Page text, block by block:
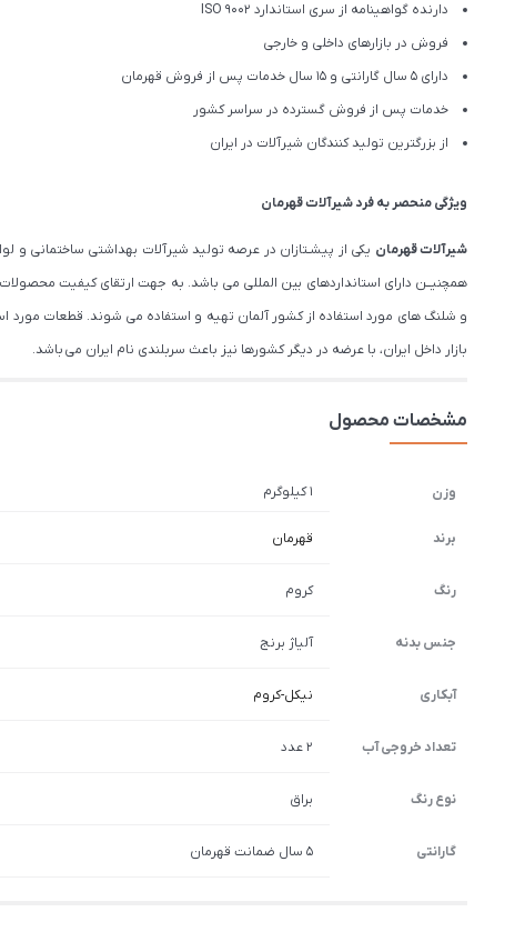
دارنده گواهینامه از سری استاندارد ISO 9002
فروش در بازارهای داخلی و خارجی
دارای 5 سال گارانتی و 15 سال خدمات پس از فروش قهرمان
خدمات پس از فروش گسترده در سراسر کشور
از بزرگترین تولید کنندگان شیرآلات در ایران
ویژگی منحصر به فرد شیرآلات قهرمان
شیرآلات قهرمان یکی از پیشـتازان در عرصه تولید شیرآلات بهداشتی ساختمانی و
و شلنگ های مورد استفاده از کشور آلمان تهیه و استفاده می شوند. قطعات مورد
بازار داخل ایران، با عرضه در دیگر کشورها نیز باعث سربلندی نام ایران می باشد.
مشخصات محصول
وزن 1 کیلوگرم
برند قهرمان
رنگ کروم
جنس بدنه آلیاژ برنج
آبکاری نیکل-کروم
تعداد خروجی آب 2 عدد
نوع رنگ براق
گارانتی 5 سال ضمانت قهرمان